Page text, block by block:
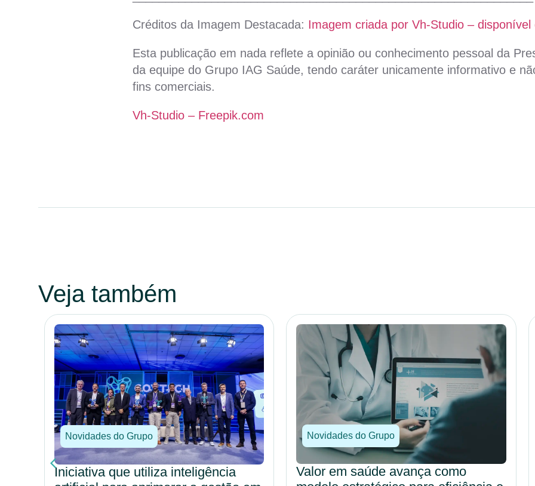
Créditos da Imagem Destacada: Imagem criada por Vh-Studio –
Esta publicação em nada reflete a opinião ou conhecimento pessoal da
da equipe do Grupo IAG Saúde, tendo caráter unicamente informativo e
fins comerciais.
Vh-Studio – Freepik.com
Veja também
Novidades do Grupo
Valor em saúde avança como
Novidades do Grupo
DRG fortalece gestão hospitalar